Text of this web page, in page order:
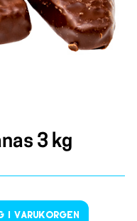
3 kg
i varukorgen